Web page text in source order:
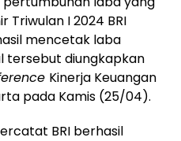
Triwulan I 2024 BRI
mencetak laba
tersebut diungkapkan
Kinerja Keuangan
pada Kamis (25/04).
BRI berhasil